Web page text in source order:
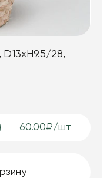
D13xH9.5/28,
60.00₽/шт